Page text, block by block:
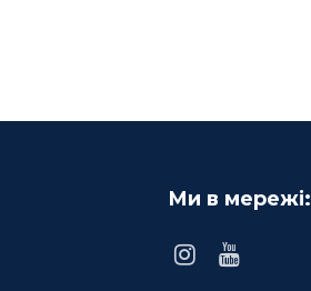
Ми в мережі: